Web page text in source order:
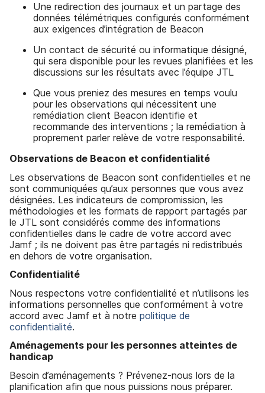
Une redirection des journaux et un partage des
données télémétriques configurés conformément
aux exigences d’intégration de Beacon
Un contact de sécurité ou informatique désigné,
qui sera disponible pour les revues planifiées et les
discussions sur les résultats avec l’équipe JTL
Que vous preniez des mesures en temps voulu
pour les observations qui nécessitent une
remédiation client Beacon identifie et
recommande des interventions ; la remédiation à
proprement parler relève de votre responsabilité.
Observations de Beacon et confidentialité
Les observations de Beacon sont confidentielles et ne
sont communiquées qu’aux personnes que vous avez
désignées. Les indicateurs de compromission, les
méthodologies et les formats de rapport partagés par
le JTL sont considérés comme des informations
confidentielles dans le cadre de votre accord avec
Jamf ; ils ne doivent pas être partagés ni redistribués
en dehors de votre organisation.
Confidentialité
Nous respectons votre confidentialité et n’utilisons les
informations personnelles que conformément à votre
accord avec Jamf et à notre politique de
confidentialité.
Aménagements pour les personnes atteintes de
handicap
Besoin d’aménagements ? Prévenez-nous lors de la
planification afin que nous puissions nous préparer.